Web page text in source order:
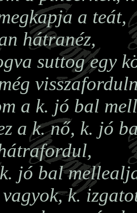
a teát,
hátranéz,
suttog egy
a k. jó bal
a k. nő, k. jó
jó bal
k.